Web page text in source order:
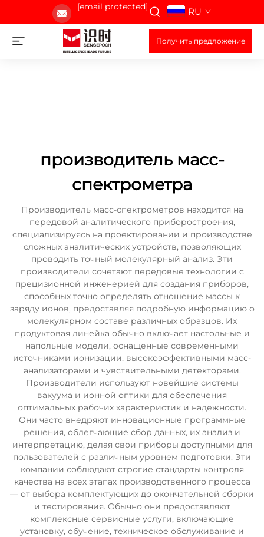
[email protected] RU
Получить предложение
производитель масс-
спектрометра
Производитель масс-спектрометров находится на
передовой аналитического приборостроения,
специализируясь на проектировании и производстве
сложных аналитических устройств, позволяющих
проводить точный молекулярный анализ. Эти
производители сочетают передовые технологии с
прецизионной инженерией для создания приборов,
способных точно определять отношение массы к
заряду ионов, предоставляя подробную информацию о
молекулярном составе различных образцов. Их
продуктовая линейка обычно включает настольные и
напольные модели, оснащенные современными
источниками ионизации, высокоэффективными масс-
анализаторами и чувствительными детекторами.
Производители используют новейшие системы
вакуума и ионной оптики для обеспечения
оптимальных рабочих характеристик и надежности.
Они часто внедряют инновационные программные
решения, облегчающие сбор данных, их анализ и
интерпретацию, делая свои приборы доступными для
пользователей с различным уровнем подготовки. Эти
компании соблюдают строгие стандарты контроля
качества на всех этапах производственного процесса
— от выбора комплектующих до окончательной сборки
и тестирования. Обычно они предоставляют
комплексные сервисные услуги, включающие
установку, обучение, техническое обслуживание и